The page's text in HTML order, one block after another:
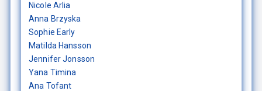
Nicole Arlia
Anna Brzyska
Sophie Early
Matilda Hansson
Jennifer Jonsson
Yana Timina
Ana Tofant